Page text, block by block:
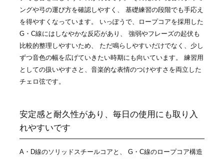
ングや弓の運び方を確認しやすく、 基礎練習の段階でも手応え
を得やすくなっています。 いっぽうで、ロープコアを採用した
G・C線にはしなやかな反応があり、 強弱やフレーズの起伏も
比較的整理しやすいため、 ただ鳴らしやすいだけでなく、少し
ずつ音色の幅を広げていきたい時期にも向いています。 練習用
としての扱いやすさと、音楽的な表情のつけやすさを両立した
チェロ弦です。
安定感と耐久性があり、毎日の使用にも取り入
れやすいです
A・D線のソリッドスチールコアと、 G・C線のロープコア構造